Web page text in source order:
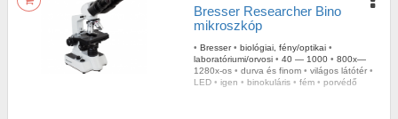
Bresser Researcher Bino
mikroszkóp
• Bresser • biológiai, fény/optikai •
laboratóriumi/orvosi • 40 — 1000 • 800x—
1280x-os • durva és finom • világos látótér •
LED • igen • binokuláris • fém • porvédő